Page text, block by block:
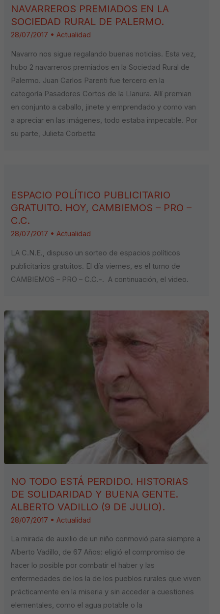
NAVARREROS PREMIADOS EN LA
SOCIEDAD RURAL DE PALERMO.
28/07/2017 •Actualidad
Navarro nos sigue regalando buenas noticias. Esta vez,
hubo 2 navarreros premiados en la Sociedad Rural de
Palermo. Juan Carlos Parenti fue tercero en la
categoría Pasadores Cortos de la Llanura. Allí premian
en conjunto a caballo, jinete y emprendado y como van
a apreciar en las imágenes, todo estaba impecable. Por
su parte, Julieta Corbetta
ESPACIO POLÍTICO PUBLICITARIO
GRATUITO. HOY, CAMBIEMOS – PRO –
C.C.
28/07/2017 •Actualidad
LA C.N.E., dispuso un sorteo de espacios políticos
publicitarios gratuitos. El día viernes, es el turno de
CAMBIEMOS – PRO – C.C.-. A continuación, el video.
NO TODO ESTÁ PERDIDO. HISTORIAS
DE SOLIDARIDAD Y BUENA GENTE.
ALBERTO VADILLO (9 DE JULIO).
28/07/2017 •Actualidad
La mirada de auxilio de un niño conmovió para siempre a
Alberto Vadillo, de 67 Años: eligió el compromiso de
hacer lo posible por combatir el haber y las
enfermedades de los la de los pueblos rurales que viven
prácticamente en la miseria y sin acceder a cuestiones
elementales, como el agua potable o la